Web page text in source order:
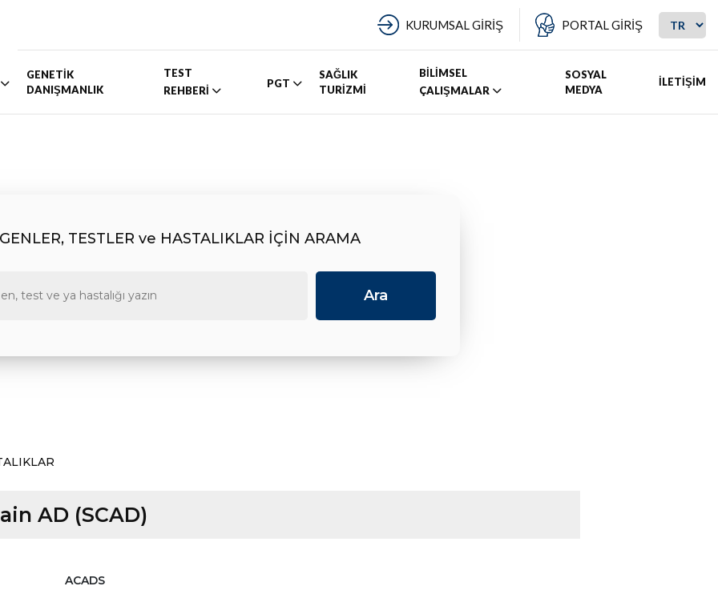
KURUMSAL GİRİŞ PORTAL GİRİŞ
GENETİK
DANIŞMANLIK
TEST
REHBERİ
PGT
SAĞLIK
TURİZMİ
BİLİMSEL
ÇALIŞMALAR
SOSYAL
MEDYA
İLETİŞİM
TESTLER ve HASTALIKLAR İÇİN ARAMA
AD (SCAD)
ACADS